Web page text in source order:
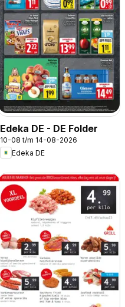
Edeka DE - DE Folder
10-08 t/m 14-08-2026
Edeka DE